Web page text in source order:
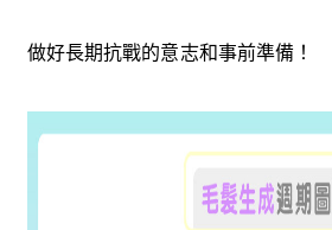
做好長期抗戰的意志和事前準備！